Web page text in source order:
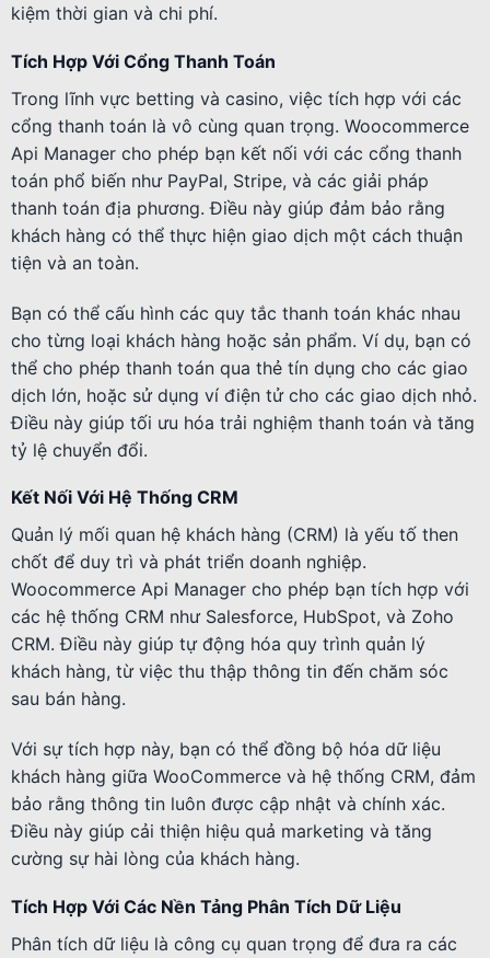
kiệm thời gian và chi phí.
Tích Hợp Với Cổng Thanh Toán
Trong lĩnh vực betting và casino, việc tích hợp với các
cổng thanh toán là vô cùng quan trọng. Woocommerce
Api Manager cho phép bạn kết nối với các cổng thanh
toán phổ biến như PayPal, Stripe, và các giải pháp
thanh toán địa phương. Điều này giúp đảm bảo rằng
khách hàng có thể thực hiện giao dịch một cách thuận
tiện và an toàn.
Bạn có thể cấu hình các quy tắc thanh toán khác nhau
cho từng loại khách hàng hoặc sản phẩm. Ví dụ, bạn có
thể cho phép thanh toán qua thẻ tín dụng cho các giao
dịch lớn, hoặc sử dụng ví điện tử cho các giao dịch nhỏ.
Điều này giúp tối ưu hóa trải nghiệm thanh toán và tăng
tỷ lệ chuyển đổi.
Kết Nối Với Hệ Thống CRM
Quản lý mối quan hệ khách hàng (CRM) là yếu tố then
chốt để duy trì và phát triển doanh nghiệp.
Woocommerce Api Manager cho phép bạn tích hợp với
các hệ thống CRM như Salesforce, HubSpot, và Zoho
CRM. Điều này giúp tự động hóa quy trình quản lý
khách hàng, từ việc thu thập thông tin đến chăm sóc
sau bán hàng.
Với sự tích hợp này, bạn có thể đồng bộ hóa dữ liệu
khách hàng giữa WooCommerce và hệ thống CRM, đảm
bảo rằng thông tin luôn được cập nhật và chính xác.
Điều này giúp cải thiện hiệu quả marketing và tăng
cường sự hài lòng của khách hàng.
Tích Hợp Với Các Nền Tảng Phân Tích Dữ Liệu
Phân tích dữ liệu là công cụ quan trọng để đưa ra các